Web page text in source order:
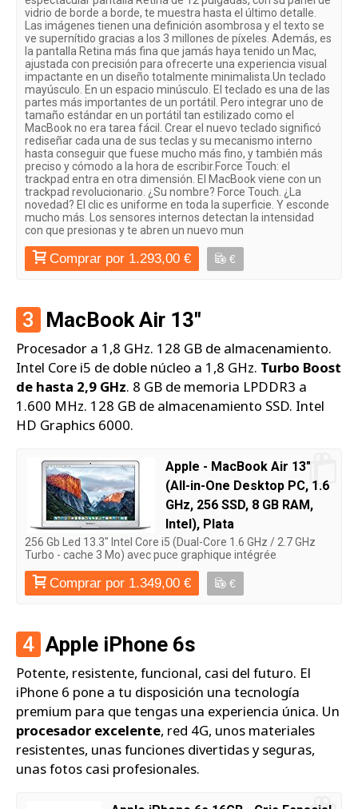
vidrio de borde a borde, te muestra hasta el último detalle.
Las imágenes tienen una definición asombrosa y el texto se
ve supernítido gracias a los 3 millones de píxeles. Además, es
la pantalla Retina más fina que jamás haya tenido un Mac,
ajustada con precisión para ofrecerte una experiencia visual
impactante en un diseño totalmente minimalista.Un teclado
mayúsculo. En un espacio minúsculo. El teclado es una de las
partes más importantes de un portátil. Pero integrar uno de
tamaño estándar en un portátil tan estilizado como el
MacBook no era tarea fácil. Crear el nuevo teclado significó
rediseñar cada una de sus teclas y su mecanismo interno
hasta conseguir que fuese mucho más fino, y también más
preciso y cómodo a la hora de escribir.Force Touch: el
trackpad entra en otra dimensión. El MacBook viene con un
trackpad revolucionario. ¿Su nombre? Force Touch. ¿La
novedad? El clic es uniforme en toda la superficie. Y esconde
mucho más. Los sensores internos detectan la intensidad
con que presionas y te abren un nuevo mun
Comprar por 1.293,00 € €
3 MacBook Air 13"
Procesador a 1,8 GHz. 128 GB de almacenamiento.
Intel Core i5 de doble núcleo a 1,8 GHz. Turbo Boost
de hasta 2,9 GHz. 8 GB de memoria LPDDR3 a
1.600 MHz. 128 GB de almacenamiento SSD. Intel
HD Graphics 6000.
Apple - MacBook Air 13"
(All-in-One Desktop PC, 1.6
GHz, 256 SSD, 8 GB RAM,
Intel), Plata
256 Gb Led 13.3" Intel Core i5 (Dual-Core 1.6 GHz / 2.7 GHz
Turbo - cache 3 Mo) avec puce graphique intégrée
Comprar por 1.349,00 € €
4 Apple iPhone 6s
Potente, resistente, funcional, casi del futuro. El
iPhone 6 pone a tu disposición una tecnología
premium para que tengas una experiencia única. Un
procesador excelente, red 4G, unos materiales
resistentes, unas funciones divertidas y seguras,
unas fotos casi profesionales.